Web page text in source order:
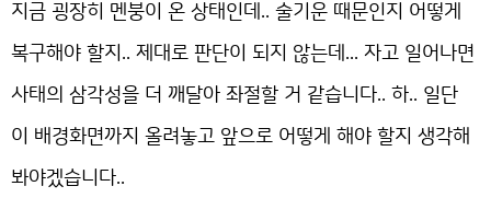
지금 굉장히 멘붕이 온 상태인데.. 술기운 때문인지 어떻게
복구해야 할지.. 제대로 판단이 되지 않는데... 자고 일어나면
사태의 삼각성을 더 깨달아 좌절할 거 같습니다.. 하.. 일단
이 배경화면까지 올려놓고 앞으로 어떻게 해야 할지 생각해
봐야겠습니다..